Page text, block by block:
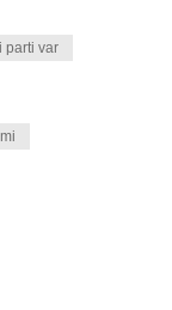
parti var